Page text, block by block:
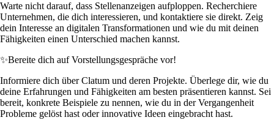
Warte nicht darauf, dass Stellenanzeigen aufploppen. Recherchiere
Unternehmen, die dich interessieren, und kontaktiere sie direkt. Zeig
dein Interesse an digitalen Transformationen und wie du mit deinen
Fähigkeiten einen Unterschied machen kannst.
✨Bereite dich auf Vorstellungsgespräche vor!
Informiere dich über Clatum und deren Projekte. Überlege dir, wie du
deine Erfahrungen und Fähigkeiten am besten präsentieren kannst. Sei
bereit, konkrete Beispiele zu nennen, wie du in der Vergangenheit
Probleme gelöst hast oder innovative Ideen eingebracht hast.